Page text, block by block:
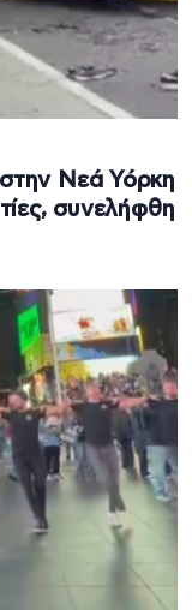
Νεά Υόρκη
συνελήφθη